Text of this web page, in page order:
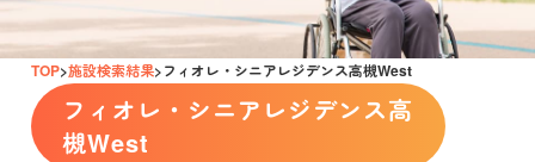
TOP 施設検索結果 フィオレ・シニアレジデンス高槻West
フィオレ・シニアレジデンス高
槻West